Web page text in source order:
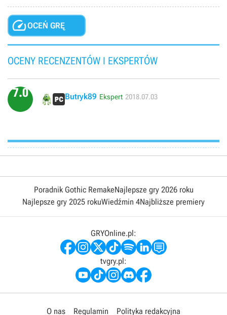
OCEŃ GRĘ
OCENY RECENZENTÓW I EKSPERTÓW
7.0 Butryk89 Ekspert 2018.07.03
Poradnik Gothic RemakeNajlepsze gry 2026 roku
Najlepsze gry 2025 rokuWiedźmin 4Najbliższe premiery
GRYOnline.pl:
tvgry.pl:
O nas Regulamin Polityka redakcyjna